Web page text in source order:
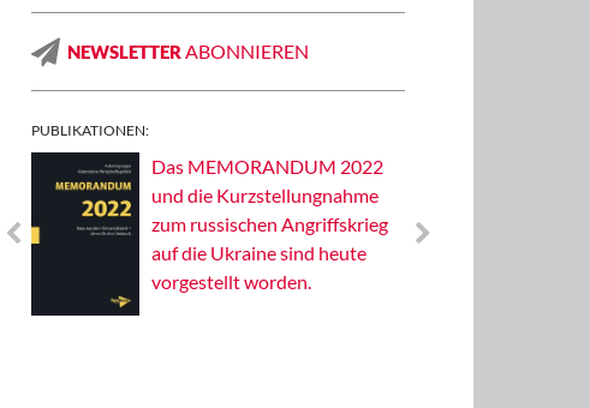
NEWSLETTER ABONNIEREN
PUBLIKATIONEN:
Das MEMORANDUM 2022
und die Kurzstellungnahme
zum russischen Angriffskrieg
auf die Ukraine sind heute
vorgestellt worden.